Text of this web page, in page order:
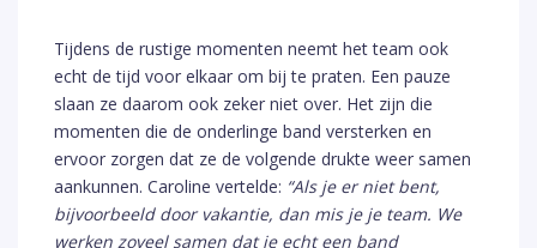
Tijdens de rustige momenten neemt het team ook
echt de tijd voor elkaar om bij te praten. Een pauze
slaan ze daarom ook zeker niet over. Het zijn die
momenten die de onderlinge band versterken en
ervoor zorgen dat ze de volgende drukte weer samen
aankunnen. Caroline vertelde: “Als je er niet bent,
bijvoorbeeld door vakantie, dan mis je je team. We
werken zoveel samen dat je echt een band